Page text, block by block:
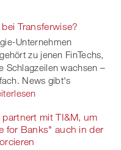
Transferwise?
Unternehmen
zu jenen FinTechs,
Schlagzeilen wachsen –
News gibt's
partnert mit TI&M, um
for Banks" auch in der